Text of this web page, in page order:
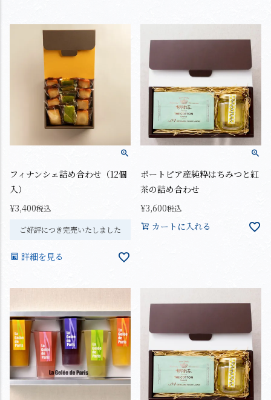
フィナンシェ詰め合わせ（12個
入）
¥3,400税込
ご好評につき完売いたしました
詳細を見る
ポートピア産純粋はちみつと紅
茶の詰め合わせ
¥3,600税込
カートに入れる